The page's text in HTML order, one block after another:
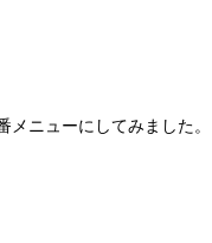
ニューにしてみました。